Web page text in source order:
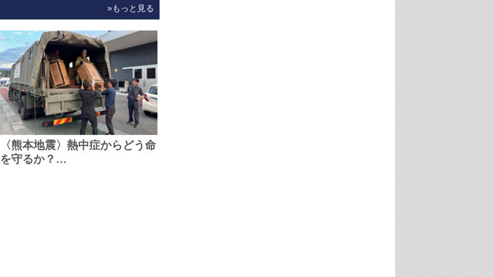
»もっと見る
〈熊本地震〉熱中症からどう命
を守るか？…